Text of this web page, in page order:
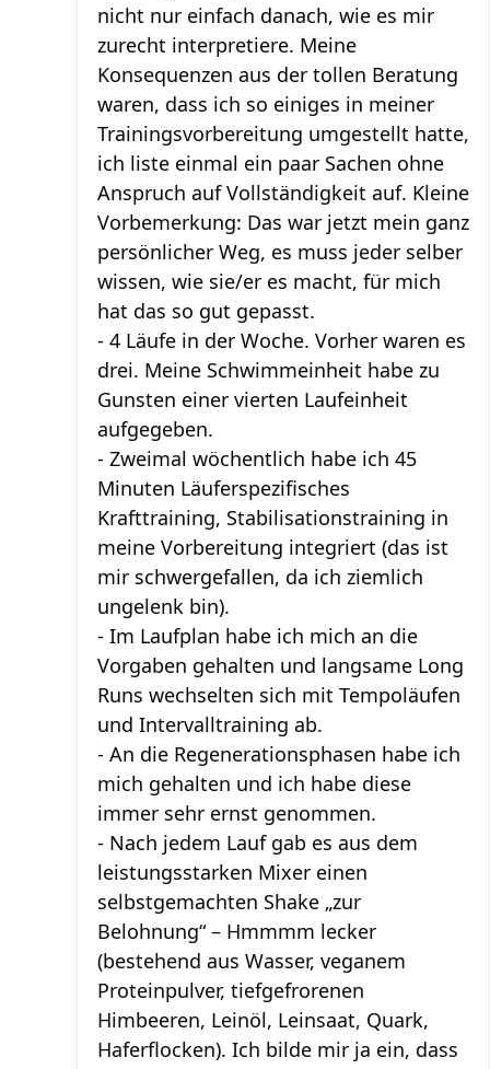
nicht nur einfach danach, wie es mir
zurecht interpretiere. Meine
Konsequenzen aus der tollen Beratung
waren, dass ich so einiges in meiner
Trainingsvorbereitung umgestellt hatte,
ich liste einmal ein paar Sachen ohne
Anspruch auf Vollständigkeit auf. Kleine
Vorbemerkung: Das war jetzt mein ganz
persönlicher Weg, es muss jeder selber
wissen, wie sie/er es macht, für mich
hat das so gut gepasst.
- 4 Läufe in der Woche. Vorher waren es
drei. Meine Schwimmeinheit habe zu
Gunsten einer vierten Laufeinheit
aufgegeben.
- Zweimal wöchentlich habe ich 45
Minuten Läuferspezifisches
Krafttraining, Stabilisationstraining in
meine Vorbereitung integriert (das ist
mir schwergefallen, da ich ziemlich
ungelenk bin).
- Im Laufplan habe ich mich an die
Vorgaben gehalten und langsame Long
Runs wechselten sich mit Tempoläufen
und Intervalltraining ab.
- An die Regenerationsphasen habe ich
mich gehalten und ich habe diese
immer sehr ernst genommen.
- Nach jedem Lauf gab es aus dem
leistungsstarken Mixer einen
selbstgemachten Shake „zur
Belohnung“ – Hmmmm lecker
(bestehend aus Wasser, veganem
Proteinpulver, tiefgefrorenen
Himbeeren, Leinöl, Leinsaat, Quark,
Haferflocken). Ich bilde mir ja ein, dass